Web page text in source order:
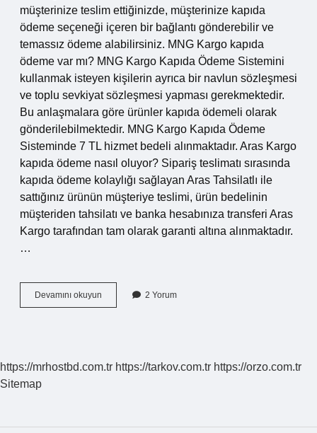
müşterinize teslim ettiğinizde, müşterinize kapıda
ödeme seçeneği içeren bir bağlantı gönderebilir ve
temassız ödeme alabilirsiniz. MNG Kargo kapıda
ödeme var mı? MNG Kargo Kapıda Ödeme Sistemini
kullanmak isteyen kişilerin ayrıca bir navlun sözleşmesi
ve toplu sevkiyat sözleşmesi yapması gerekmektedir.
Bu anlaşmalara göre ürünler kapıda ödemeli olarak
gönderilebilmektedir. MNG Kargo Kapıda Ödeme
Sisteminde 7 TL hizmet bedeli alınmaktadır. Aras Kargo
kapıda ödeme nasıl oluyor? Sipariş teslimatı sırasında
kapıda ödeme kolaylığı sağlayan Aras Tahsilatlı ile
sattığınız ürünün müşteriye teslimi, ürün bedelinin
müşteriden tahsilatı ve banka hesabınıza transferi Aras
Kargo tarafından tam olarak garanti altına alınmaktadır.
…
Devamını okuyun
Kargo
2 Yorum
https://mrhostbd.com.tr https://tarkov.com.tr https://orzo.com.tr
Sitemap